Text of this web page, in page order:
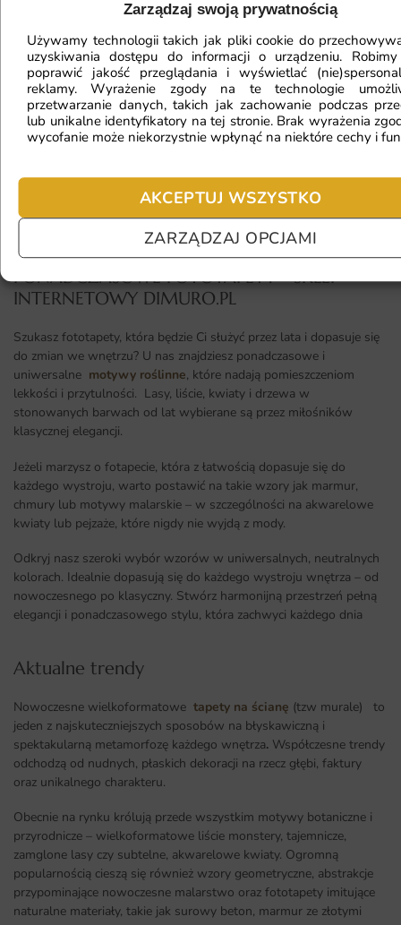
Zarządzaj swoją prywatnością
Używamy technologii takich jak pliki cookie do
uzyskiwania dostępu do informacji o urządzeniu.
poprawić jakość przeglądania i wyświetlać
reklamy. Wyrażenie zgody na te technologie
przetwarzanie danych, takich jak zachowanie podczas
lub unikalne identyfikatory na tej stronie. Brak wyrażenia
wycofanie może niekorzystnie wpłynąć na niektóre cechy i
AKCEPTUJ WSZYSTKO
ZARZĄDZAJ OPCJAMI
Jaki materiał wybrać?
PONADCZASOWE FOTOTAPETY - SKLEP
INTERNETOWY DIMURO.PL​
Szukasz fototapety, która będzie Ci służyć przez lata i dopasuje się
do zmian we wnętrzu? U nas znajdziesz ponadczasowe i
uniwersalne motywy roślinne, które nadają pomieszczeniom
lekkości i przytulności. Lasy, liście, kwiaty i drzewa w
stonowanych barwach od lat wybierane są przez miłośników
klasycznej elegancji.
Jeżeli marzysz o fotapecie, która z łatwością dopasuje się do
każdego wystroju, warto postawić na takie wzory jak marmur,
chmury lub motywy malarskie – w szczególności na akwarelowe
kwiaty lub pejzaże, które nigdy nie wyjdą z mody.
Odkryj nasz szeroki wybór wzorów w uniwersalnych, neutralnych
kolorach. Idealnie dopasują się do każdego wystroju wnętrza – od
nowoczesnego po klasyczny. Stwórz harmonijną przestrzeń pełną
elegancji i ponadczasowego stylu, która zachwyci każdego dnia
Aktualne trendy​
Nowoczesne wielkoformatowe tapety na ścianę (tzw murale) to
jeden z najskuteczniejszych sposobów na błyskawiczną i
spektakularną metamorfozę każdego wnętrza. Współczesne trendy
odchodzą od nudnych, płaskich dekoracji na rzecz głębi, faktury
oraz unikalnego charakteru.
Obecnie na rynku królują przede wszystkim motywy botaniczne i
przyrodnicze – wielkoformatowe liście monstery, tajemnicze,
zamglone lasy czy subtelne, akwarelowe kwiaty. Ogromną
popularnością cieszą się również wzory geometryczne, abstrakcje
przypominające nowoczesne malarstwo oraz fototapety imitujące
naturalne materiały, takie jak surowy beton, marmur ze złotymi